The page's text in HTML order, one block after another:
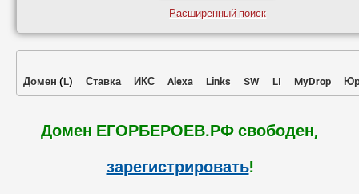
Расширенный поиск
Домен (L) Ставка ИКС Alexa Links SW LI MyDrop
Домен ЕГОРБЕРОЕВ.РФ свободен,
зарегистрировать!